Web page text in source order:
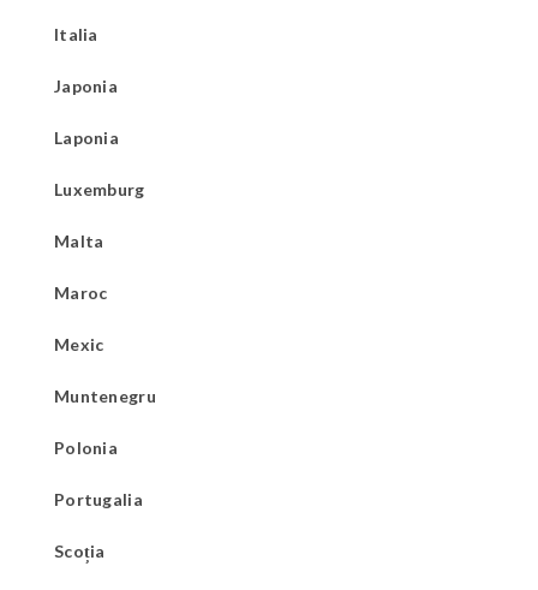
Italia
Japonia
Laponia
Luxemburg
Malta
Maroc
Mexic
Muntenegru
Polonia
Portugalia
Scoția